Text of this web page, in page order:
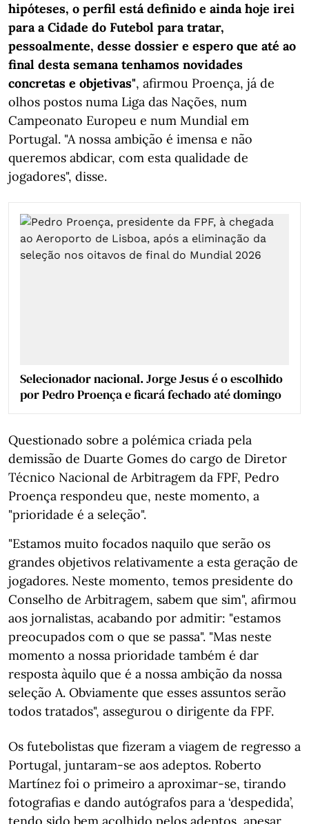
hipóteses, o perfil está definido e ainda hoje irei
para a Cidade do Futebol para tratar,
pessoalmente, desse dossier e espero que até ao
final desta semana tenhamos novidades
concretas e objetivas", afirmou Proença, já de
olhos postos numa Liga das Nações, num
Campeonato Europeu e num Mundial em
Portugal. "A nossa ambição é imensa e não
queremos abdicar, com esta qualidade de
jogadores", disse.
Selecionador nacional. Jorge Jesus é o escolhido
por Pedro Proença e ficará fechado até domingo
Questionado sobre a polémica criada pela
demissão de Duarte Gomes do cargo de Diretor
Técnico Nacional de Arbitragem da FPF, Pedro
Proença respondeu que, neste momento, a
"prioridade é a seleção".
"Estamos muito focados naquilo que serão os
grandes objetivos relativamente a esta geração de
jogadores. Neste momento, temos presidente do
Conselho de Arbitragem, sabem que sim", afirmou
aos jornalistas, acabando por admitir: "estamos
preocupados com o que se passa". "Mas neste
momento a nossa prioridade também é dar
resposta àquilo que é a nossa ambição da nossa
seleção A. Obviamente que esses assuntos serão
todos tratados", assegurou o dirigente da FPF.
Os futebolistas que fizeram a viagem de regresso a
Portugal, juntaram-se aos adeptos. Roberto
Martínez foi o primeiro a aproximar-se, tirando
fotografias e dando autógrafos para a ‘despedida’,